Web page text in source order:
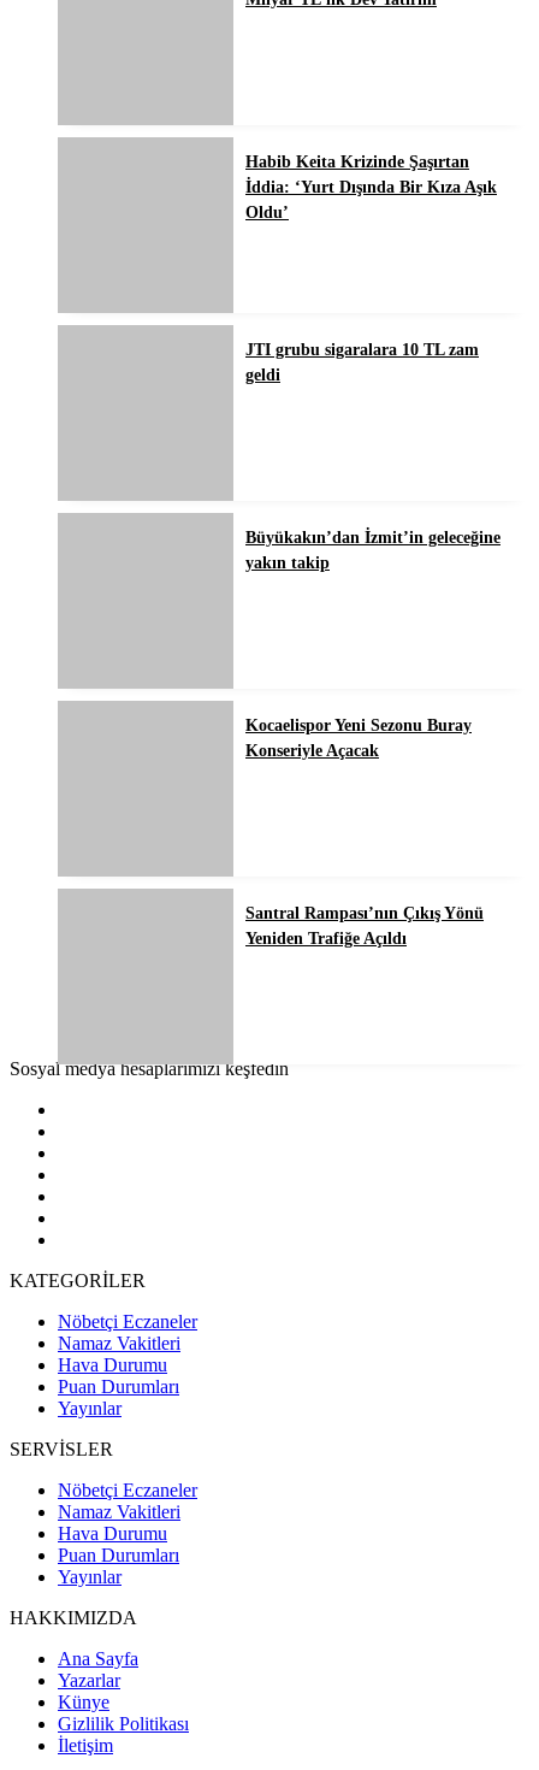
Habib Keita Krizinde Şaşırtan
İddia: ‘Yurt Dışında Bir Kıza Aşık
Oldu’
JTI grubu sigaralara 10 TL zam
geldi
Büyükakın’dan İzmit’in geleceğine
yakın takip
Kocaelispor Yeni Sezonu Buray
Konseriyle Açacak
Santral Rampası’nın Çıkış Yönü
Yeniden Trafiğe Açıldı
Sosyal medya hesaplarımızı keşfedin
KATEGORİLER
Nöbetçi Eczaneler
Namaz Vakitleri
Hava Durumu
Puan Durumları
Yayınlar
SERVİSLER
Nöbetçi Eczaneler
Namaz Vakitleri
Hava Durumu
Puan Durumları
Yayınlar
HAKKIMIZDA
Ana Sayfa
Yazarlar
Künye
Gizlilik Politikası
İletişim